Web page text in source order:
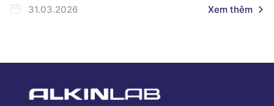
31.03.2026 Xem thêm